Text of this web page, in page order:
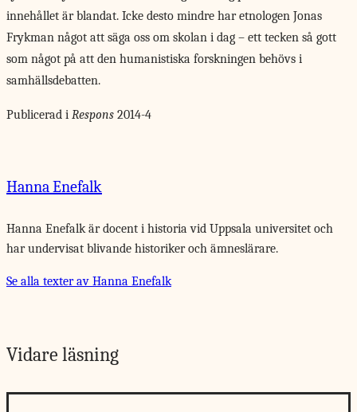
innehållet är blandat. Icke desto mindre har etnologen Jonas
Frykman något att säga oss om skolan i dag – ett tecken så gott
som något på att den humanistiska forskningen behövs i
samhällsdebatten.
Publicerad i Respons 2014-4
Hanna Enefalk
Hanna Enefalkär docent i historia vid Uppsala universitet och
har undervisat blivande historiker och ämneslärare.
Se alla texter av Hanna Enefalk
Vidare läsning